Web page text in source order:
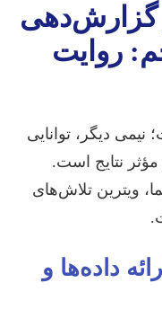
گزارش‌دهی
روایت
نیمی دیگر، توانایی
نتایج است.
ویترین تلاش‌های
داده‌ها و